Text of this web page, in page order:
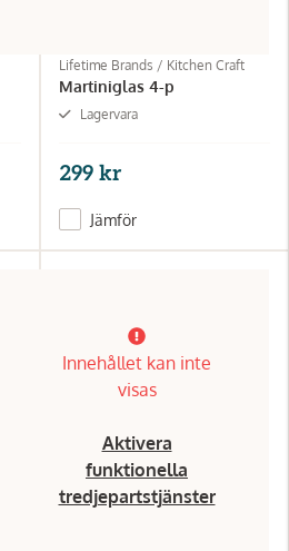
Lifetime Brands / Kitchen Craft
Martiniglas 4-p
Lagervara
299 kr
Jämför
Innehållet kan inte
visas
Aktivera
funktionella
tredjepartstjänster